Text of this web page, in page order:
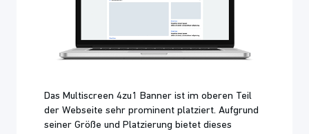
Das Multiscreen 4zu1 Banner ist im oberen Teil
der Webseite sehr prominent platziert. Aufgrund
seiner Größe und Platzierung bietet dieses